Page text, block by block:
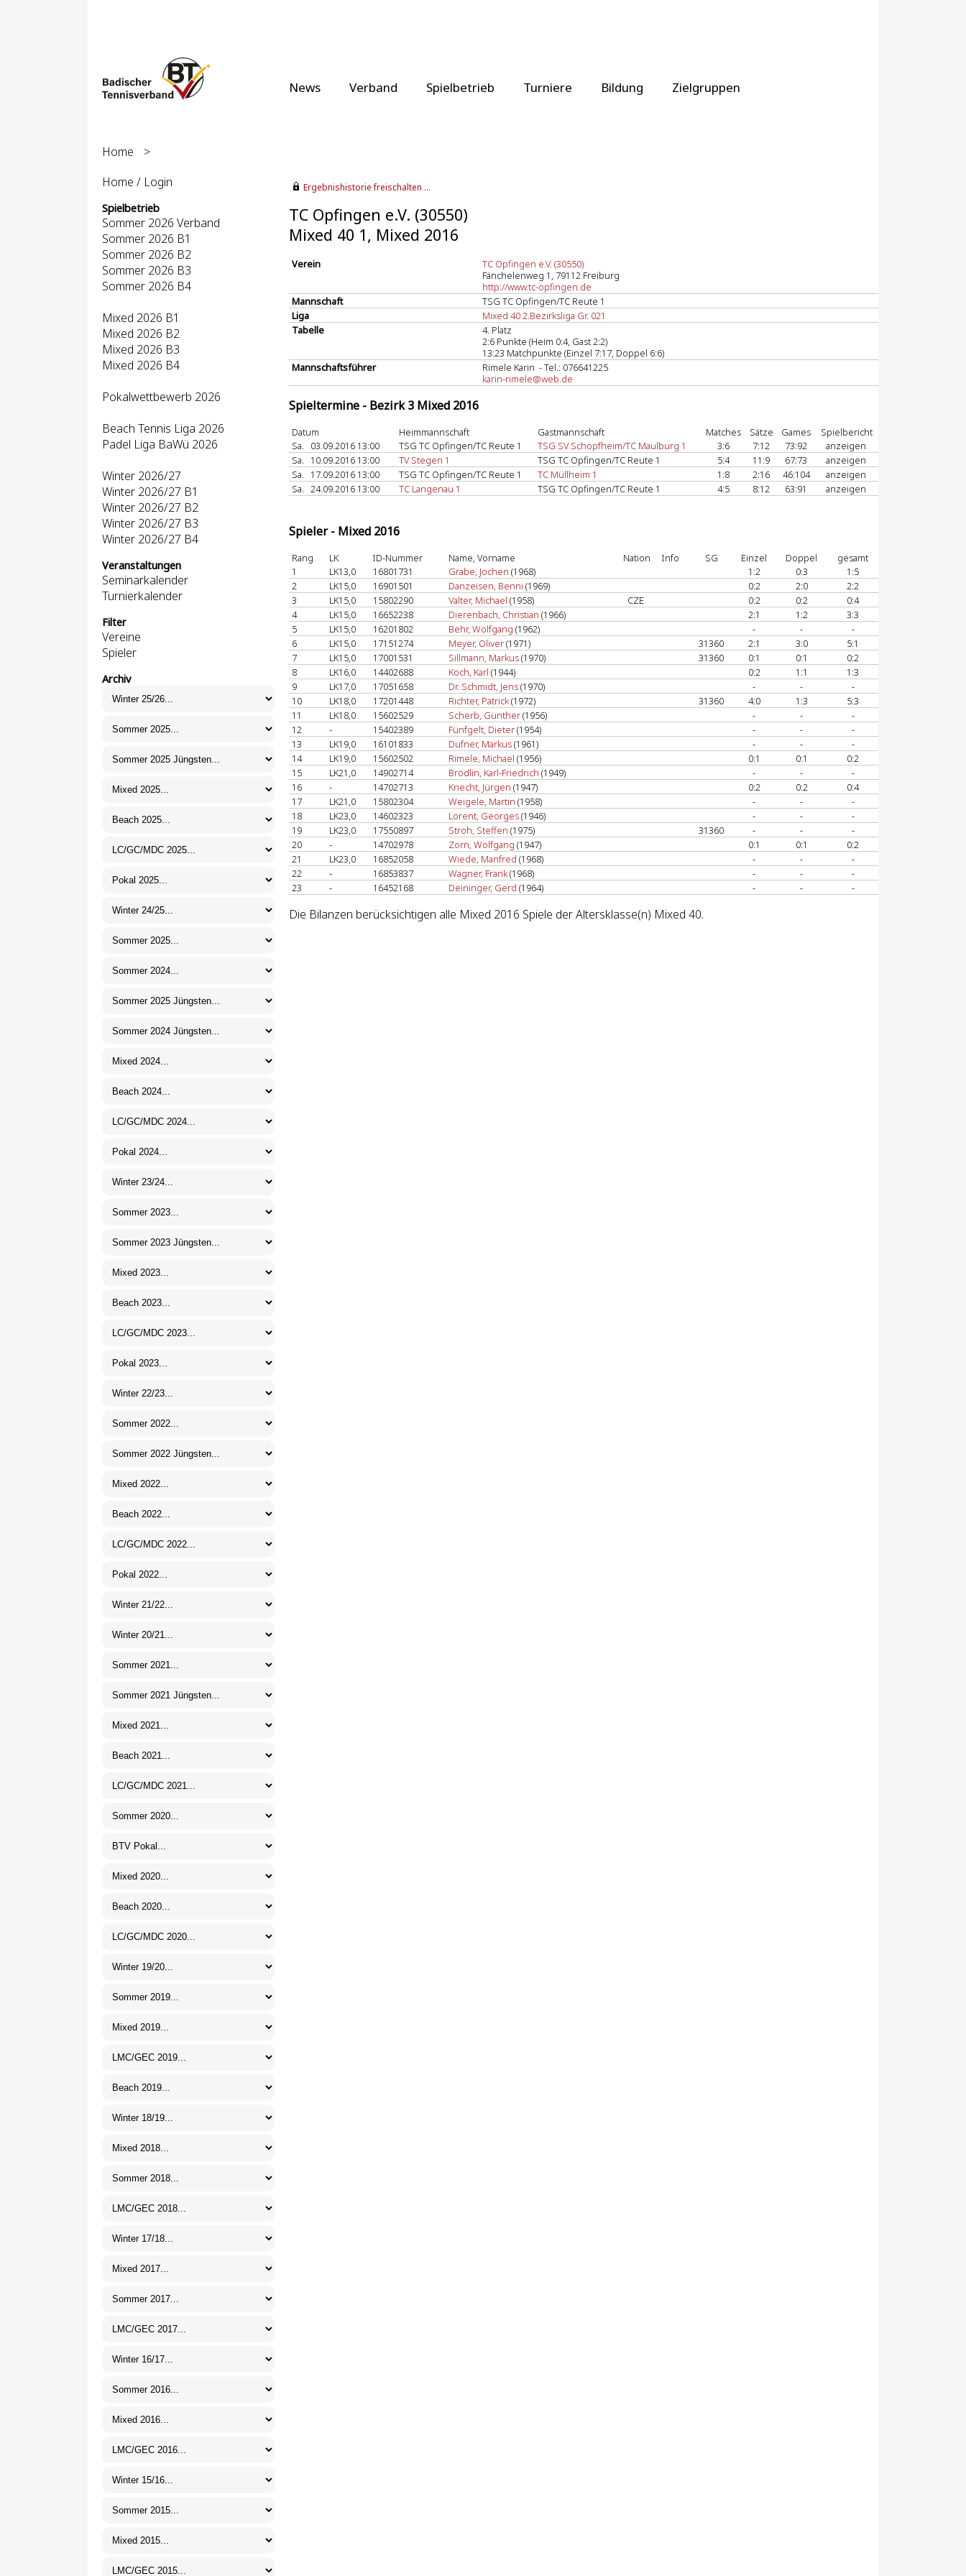
News Verband Spielbetrieb Turniere Bildung Zielgruppen
Home
>
Home / Login
Spielbetrieb
Sommer 2026 Verband
Sommer 2026 B1
Sommer 2026 B2
Sommer 2026 B3
Sommer 2026 B4
Mixed 2026 B1
Mixed 2026 B2
Mixed 2026 B3
Mixed 2026 B4
Pokalwettbewerb 2026
Beach Tennis Liga 2026
Padel Liga BaWü 2026
Winter 2026/27
Winter 2026/27 B1
Winter 2026/27 B2
Winter 2026/27 B3
Winter 2026/27 B4
Veranstaltungen
Seminarkalender
Turnierkalender
Filter
Vereine
Spieler
Archiv
Ergebnishistorie freischalten ...
TC Opfingen e.V. (30550)
Mixed 40 1, Mixed 2016
Verein
TC Opfingen e.V. (30550)
Fänchelenweg 1, 79112 Freiburg
http://www.tc-opfingen.de
Mannschaft
TSG TC Opfingen/TC Reute 1
Liga
Mixed 40 2.Bezirksliga Gr. 021
Tabelle
4. Platz
2:6 Punkte (Heim 0:4, Gast 2:2)
13:23 Matchpunkte (Einzel 7:17, Doppel 6:6)
Mannschaftsführer
Rimele Karin - Tel.: 076641225
karin-rimele@web.de
Spieltermine - Bezirk 3 Mixed 2016
Datum Heimmannschaft Gastmannschaft Matches Sätze Games
Spielbericht
Sa.
03.09.2016 13:00 TSG TC Opfingen/TC Reute 1 TSG SV Schopfheim/TC Maulburg 1 3:6 7:12 73:92
anzeigen
Sa.
10.09.2016 13:00 TV Stegen 1 TSG TC Opfingen/TC Reute 1 5:4 11:9 67:73
anzeigen
Sa.
17.09.2016 13:00 TSG TC Opfingen/TC Reute 1 TC Müllheim 1 1:8 2:16 46:104
anzeigen
Sa. 24.09.2016 13:00 TC Langenau 1 TSG TC Opfingen/TC Reute 1 4:5 8:12 63:91 anzeigen
Spieler - Mixed 2016
Rang LK ID-Nummer Name, Vorname Nation Info SG Einzel Doppel
gesamt
1
LK13,0 16801731 Grabe, Jochen (1968) 1:2 0:3
1:5
2
LK15,0 16901501 Danzeisen, Benni (1969) 0:2 2:0
2:2
3
LK15,0 15802290 Valter, Michael (1958) CZE 0:2 0:2
0:4
4
LK15,0 16652238 Dierenbach, Christian (1966) 2:1 1:2
3:3
5
LK15,0 16201802 Behr, Wolfgang (1962) - -
-
6
LK15,0 17151274 Meyer, Oliver(1971) 31360 2:1 3:0
5:1
7
LK15,0 17001531 Sillmann, Markus(1970) 31360 0:1 0:1
0:2
8
LK16,0 14402688 Koch, Karl (1944) 0:2 1:1
1:3
9
LK17,0 17051658 Dr. Schmidt, Jens(1970) - -
-
10
LK18,0 17201448 Richter, Patrick(1972) 31360 4:0 1:3
5:3
11
LK18,0 15602529 Scherb, Günther(1956) - -
-
12
- 15402389 Fünfgelt, Dieter(1954) - -
-
13
LK19,0 16101833 Dufner, Markus(1961) - -
-
14
LK19,0 15602502 Rimele, Michael (1956) 0:1 0:1
0:2
15
LK21,0 14902714 Brödlin, Karl-Friedrich (1949) - -
-
16
- 14702713 Knecht, Jürgen (1947) 0:2 0:2
0:4
17
LK21,0 15802304 Weigele, Martin (1958) - -
-
18
LK23,0 14602323 Lorent, Georges(1946) - -
-
19
LK23,0 17550897 Stroh, Steffen (1975) 31360 - -
-
20
- 14702978 Zorn, Wolfgang (1947) 0:1 0:1
0:2
21
LK23,0 16852058 Wiede, Manfred (1968) - -
-
22
- 16853837 Wagner, Frank(1968) - -
-
23
- 16452168 Deininger, Gerd (1964) - - -
Die Bilanzen berücksichtigen alle Mixed 2016 Spiele der Altersklasse(n) Mixed 40.